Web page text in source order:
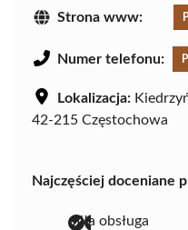
Strona www:
Numer telefonu:
Lokalizacja:
42-215 Częstochowa
Najczęściej doceniane
miła obsługa